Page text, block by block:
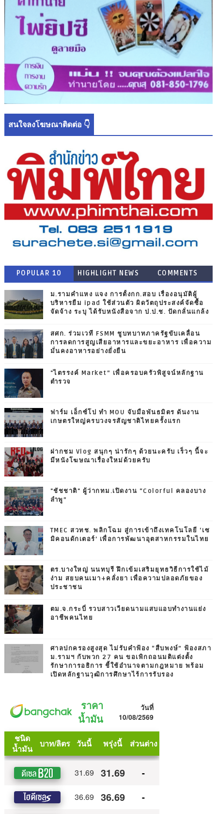
สนใจลงโฆษณาติดต่อ 👇
POPULAR 10 HIGHLIGHT NEWS COMMENTS
ม.รามคำแหง แจง การตั้งกก.สอบ เรื่องอนุมัติผู้
บริหารยืม ipad ใช้ส่วนตัว ผิดวัตถุประสงค์จัดซื้อ
จัดจ้าง ระบุ ได้รับหนังสือจาก ป.ป.ช. ปัดกลั่นแกล้ง
สศก. ร่วมเวที FSMM ชูบทบาทภาครัฐขับเคลื่อน
การลดการสูญเสียอาหารและขยะอาหาร เพื่อความ
มั่นคงอาหารอย่างยั่งยืน
"ไตรรงค์ Market” เพื่อครอบครัวพิสูจน์หลักฐาน
ตำรวจ
ฟาร์ม เอ็กซ์โป ทำ MOU จับมือพันธมิตร ดันงาน
เกษตรใหญ่ครบวงจรสัญชาติไทยครั้งแรก
ฝากชม Vlog สนุกๆ น่ารักๆ ด้วยนะครับ เร็วๆ นี้จะ
มีหนังโฆษณาเรื่องใหม่ด้วยครับ
"ชัชชาติ" ผู้ว่ากทม.เปิดงาน “Colorful คลองบาง
ลำพู”
TMEC สวทช. พลิกโฉม สู่การเข้าถึงเทคโนโลยี ‘เซ
มิคอนดักเตอร์’ เพื่อการพัฒนาอุตสาหกรรมในไทย
ตร.บางใหญ่ นนทบุรี ฝึกเข้มเสริมยุทธวิธีการใช้ไม้
ง่าม สยบคนเมา+คลั่งยา เพื่อความปลอดภัยของ
ประชาชน
ตม.จ.กระบี่ รวบสาวเวียดนามแสบแอบทำงานแย่ง
อาชีพคนไทย
ศาลปกครองสูงสุด ไม่รับคำฟ้อง “สืบพงษ์” ฟ้องสภา
ม.รามฯ กับพวก 27 คน ขอเพิกถอนมติแต่งตั้ง
รักษาการอธิการ ชี้ใช้อำนาจตามกฎหมาย พร้อม
เปิดหลักฐานวุฒิการศึกษาไร้การรับรอง